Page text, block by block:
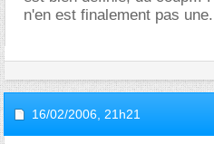
n'en est finalement pas
16/02/2006, 21h21